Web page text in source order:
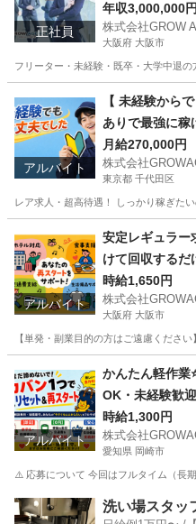
正社員
をさせてくださ
年収3,000,000円
株式会社GROW
大阪府 大阪市
フリーター・未経験・既卒・大学中退
その他 新卒
アルバイト
【 未経験から
ありで最強に稼
月給270,000円
株式会社
東京都 千代田区
レア求人・超高待遇！ しっかり稼ぎた
その他 海
アルバイト
安定レギュラー
けて回収するだ
時給1,650円
株式会社
大阪府 大阪市
【単発・副業目的の方はご遠慮くださ
工場 スタッフ
アルバイト
かんたん軽作業
OK・未経験歓迎
時給1,300円
株式会社
愛知県 岡崎市
⚠️ 応募について 今回はフルタイム（長
愛知 岡崎市 ドライバー ス
洗い場スタッ